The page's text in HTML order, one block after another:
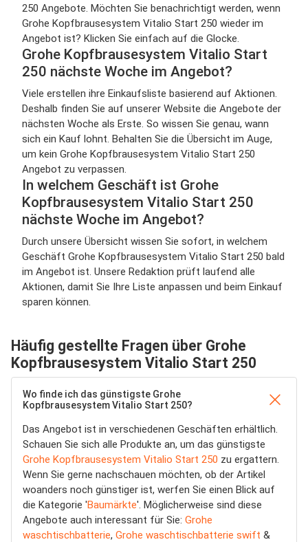
250 Angebote. Möchten Sie benachrichtigt werden, wenn
Grohe Kopfbrausesystem Vitalio Start 250 wieder im
Angebot ist? Klicken Sie einfach auf die Glocke.
Grohe Kopfbrausesystem Vitalio Start
250 nächste Woche im Angebot?
Viele erstellen ihre Einkaufsliste basierend auf Aktionen.
Deshalb finden Sie auf unserer Website die Angebote der
nächsten Woche als Erste. So wissen Sie genau, wann
sich ein Kauf lohnt. Behalten Sie die Übersicht im Auge,
um kein Grohe Kopfbrausesystem Vitalio Start 250
Angebot zu verpassen.
In welchem Geschäft ist Grohe
Kopfbrausesystem Vitalio Start 250
nächste Woche im Angebot?
Durch unsere Übersicht wissen Sie sofort, in welchem
Geschäft Grohe Kopfbrausesystem Vitalio Start 250 bald
im Angebot ist. Unsere Redaktion prüft laufend alle
Aktionen, damit Sie Ihre Liste anpassen und beim Einkauf
sparen können.
Häufig gestellte Fragen über Grohe
Kopfbrausesystem Vitalio Start 250
Wo finde ich das günstigste Grohe
Kopfbrausesystem Vitalio Start 250?
Das Angebot ist in verschiedenen Geschäften erhältlich.
Schauen Sie sich alle Produkte an, um das günstigste
Grohe Kopfbrausesystem Vitalio Start 250 zu ergattern.
Wenn Sie gerne nachschauen möchten, ob der Artikel
woanders noch günstiger ist, werfen Sie einen Blick auf
die Kategorie 'Baumärkte'. Möglicherweise sind diese
Angebote auch interessant für Sie: Grohe
waschtischbatterie, Grohe waschtischbatterie swift &